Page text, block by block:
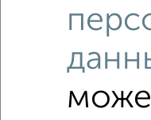
Рядом, с меньшей
Недалеко от Абрамова